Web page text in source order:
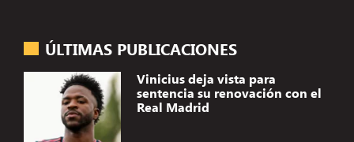
ÚLTIMAS PUBLICACIONES
Vinicius deja vista para
sentencia su renovación con el
Real Madrid